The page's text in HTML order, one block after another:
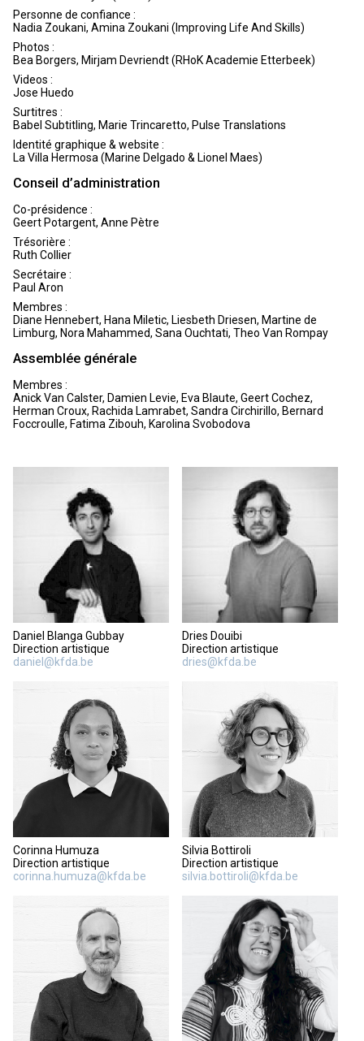
Personne de confiance :
Nadia Zoukani, Amina Zoukani (Improving Life And Skills)
Photos :
Bea Borgers, Mirjam Devriendt (RHoK Academie Etterbeek)
Videos :
Jose Huedo
Surtitres :
Babel Subtitling, Marie Trincaretto, Pulse Translations
Identité graphique & website :
La Villa Hermosa (Marine Delgado & Lionel Maes)
Conseil d’administration
Co-présidence :
Geert Potargent, Anne Pètre
Trésorière :
Ruth Collier
Secrétaire :
Paul Aron
Membres :
Diane Hennebert, Hana Miletic, Liesbeth Driesen, Martine de
Limburg, Nora Mahammed, Sana Ouchtati, Theo Van Rompay
Assemblée générale
Membres :
Anick Van Calster, Damien Levie, Eva Blaute, Geert Cochez,
Herman Croux, Rachida Lamrabet, Sandra Circhirillo, Bernard
Foccroulle, Fatima Zibouh, Karolina Svobodova
Daniel Blanga Gubbay
Direction artistique
daniel@kfda.be
Dries Douibi
Direction artistique
dries@kfda.be
Corinna Humuza
Direction artistique
corinna.humuza@kfda.be
Silvia Bottiroli
Direction artistique
silvia.bottiroli@kfda.be